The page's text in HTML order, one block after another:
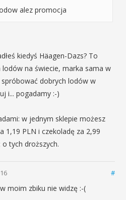
alez promocja
kiedyś Häagen-Dazs? To
lodów na świecie, marka sama w
dobrych lodów w
i... pogadamy :-)
w jednym sklepie możesz
1,19 PLN i czekoladę za 2,99
tych droższych.
#
moim zbiku nie widzę :-(